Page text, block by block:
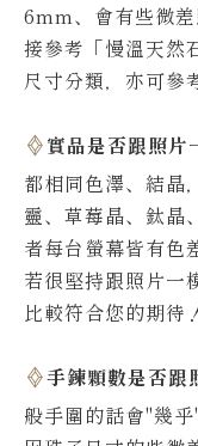
6mm、會有些微
接參考「慢溫天然
尺寸分類，亦可參
實品是否跟照片
都相同色澤、結晶
靈、草莓晶、鈦晶
者每台螢幕皆有色
若很堅持跟照片一
比較符合您的期待
手鍊顆數是否跟
般手圍的話會"幾